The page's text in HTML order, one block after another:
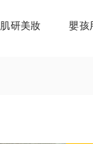
肌研美妝 嬰孩